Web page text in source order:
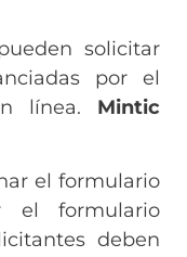
solicitar
por el
línea. Mintic
el formulario
el formulario
deben